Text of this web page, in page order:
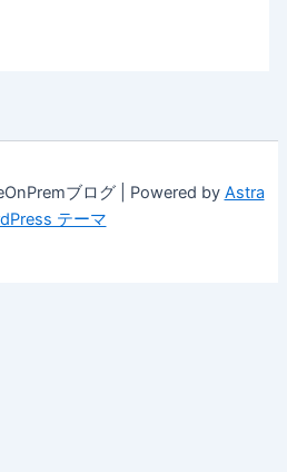
ブログ | Powered by Astra
テーマ